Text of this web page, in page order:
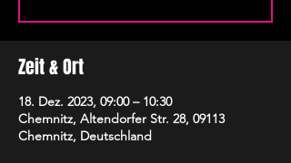
Zeit & Ort
18. Dez. 2023, 09:00 – 10:30
Chemnitz, Altendorfer Str. 28, 09113
Chemnitz, Deutschland